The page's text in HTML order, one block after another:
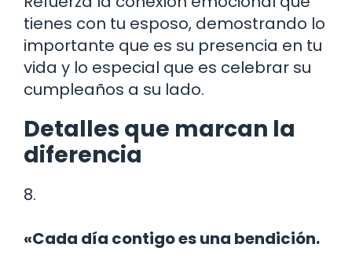
tienes con tu esposo, demostrando lo
importante que es su presencia en tu
vida y lo especial que es celebrar su
cumpleaños a su lado.
Detalles que marcan la
diferencia
8.
«Cada día contigo es una bendición.